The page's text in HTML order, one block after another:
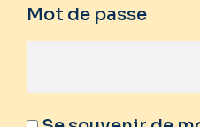
Mot de passe